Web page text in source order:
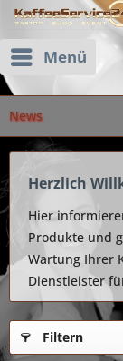
Menü
News
Herzlich
Hier
Produkte und
Wartung Ihrer
Dienstleister
Filtern